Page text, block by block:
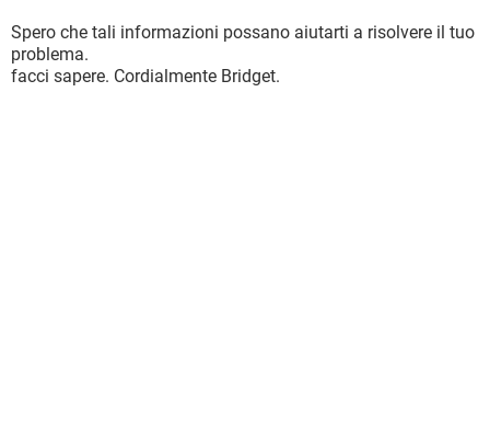
Spero che tali informazioni possano aiutarti a risolvere il tuo
problema.
facci sapere. Cordialmente Bridget.